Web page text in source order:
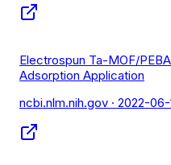
Electrospun Ta-MOF/
Adsorption Application
ncbi.nlm.nih.gov · 2022-06-